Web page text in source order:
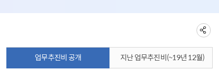
업무추진비 공개 지난 업무추진비(~19년 12월)